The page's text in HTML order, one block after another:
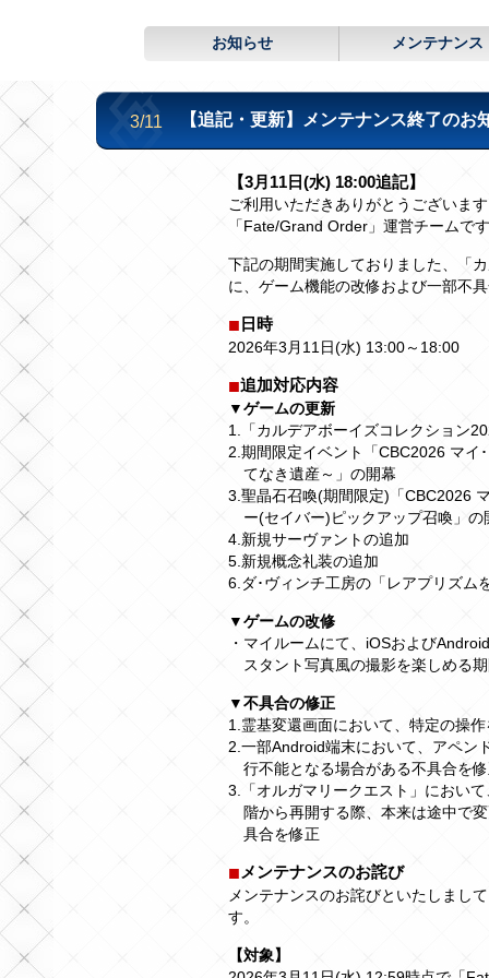
お知らせ メンテナンス
3/11 【追記・更新】メンテナンス終了のお
【3月11日(水) 18:00追記】
ご利用いただきありがとうございま
「Fate/Grand Order」運営チームで
下記の期間実施しておりました、「
に、ゲーム機能の改修および一部不
日時
2026年3月11日(水) 13:00～18:00
追加対応内容
▼ゲームの更新
1.「カルデアボーイズコレクション
2.期間限定イベント「CBC2026 マイ
てなき遺産～」の開幕
3.聖晶石召喚(期間限定)「CBC2026
ー(セイバー)ピックアップ召喚」の
4.新規サーヴァントの追加
5.新規概念礼装の追加
6.ダ･ヴィンチ工房の「レアプリズム
▼ゲームの改修
・マイルームにて、iOSおよび
スタント写真風の撮影を楽しめる
▼不具合の修正
1.霊基変還画面において、特定の操
2.一部Android端末において、アペン
行不能となる場合がある不具合を
3.「オルガマリークエスト」におい
階から再開する際、本来は途中で
具合を修正
メンテナンスのお詫び
メンテナンスのお詫びといたしまし
す。
【対象】